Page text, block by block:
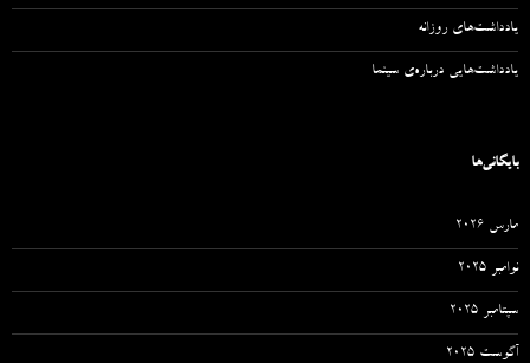
یادداشت‌های روزانه
یادداشت‌هایی درباره‌ی سینما
بایگانی‌ها
مارس 2026
نوامبر 2025
سپتامبر 2025
آگوست 2025